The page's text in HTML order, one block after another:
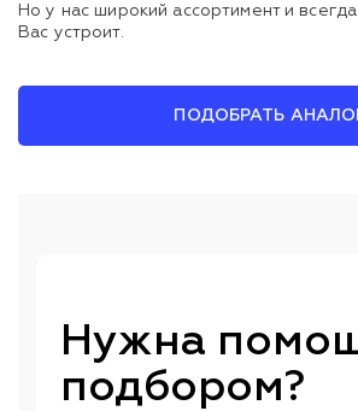
Но у нас широкий ассортимент и
Вас устроит.
ПОДОБРАТЬ
Нужна
подбором?